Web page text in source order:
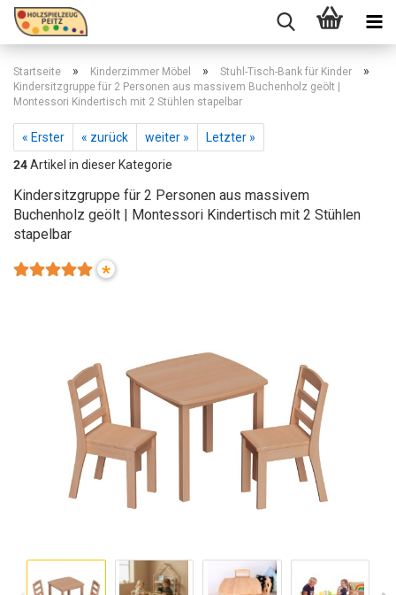
Startseite » Kinderzimmer Möbel » Stuhl-Tisch-Bank für Kinder »
Kindersitzgruppe für 2 Personen aus massivem Buchenholz geölt |
Montessori Kindertisch mit 2 Stühlen stapelbar
« Erster « zurück weiter »
Letzter »
24Artikel in dieser Kategorie
Kindersitzgruppe für 2 Personen aus massivem
Buchenholz geölt | Montessori Kindertisch mit 2 Stühlen
stapelbar
*